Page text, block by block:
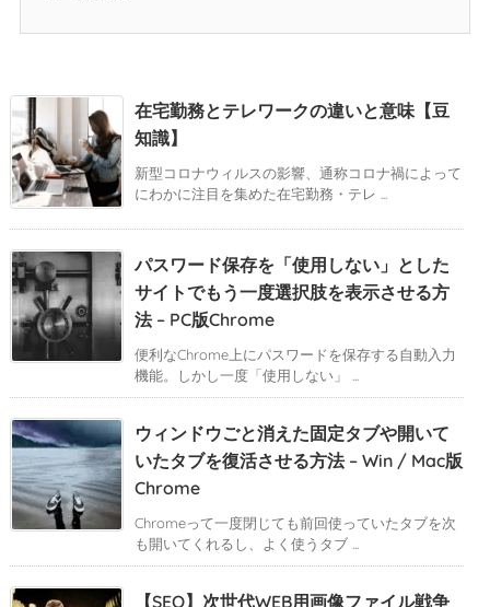
在宅勤務とテレワークの違いと意味【豆
知識】
新型コロナウィルスの影響、通称コロナ禍によって
にわかに注目を集めた在宅勤務・テレ ...
パスワード保存を「使用しない」とした
サイトでもう一度選択肢を表示させる方
法 – PC版Chrome
便利なChrome上にパスワードを保存する自動入力
機能。しかし一度「使用しない」 ...
ウィンドウごと消えた固定タブや開いて
いたタブを復活させる方法 – Win / Mac版
Chrome
Chromeって一度閉じても前回使っていたタブを次
も開いてくれるし、よく使うタブ ...
【SEO】次世代WEB用画像ファイル戦争